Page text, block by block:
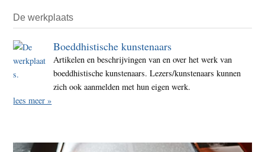
De werkplaats
Boeddhistische kunstenaars
Artikelen en beschrijvingen van en over het werk van
boeddhistische kunstenaars. Lezers/kunstenaars kunnen
zich ook aanmelden met hun eigen werk.
lees meer »